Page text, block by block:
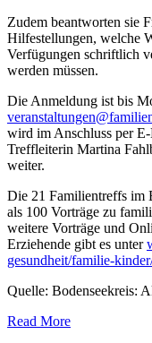
Zudem beantworten sie
Hilfestellungen, welche
Verfügungen schriftlich
werden müssen.
Die Anmeldung ist bis
wird im Anschluss per
Treffleiterin Martina
weiter.
Die 21 Familientreffs im
als 100 Vorträge zu
weitere Vorträge und
Erziehende gibt es unter
gesundheit/familie-
Quelle: Bodenseekreis:
Read More